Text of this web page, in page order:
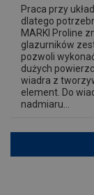
Praca przy
dlatego
MARKI Proline
glazurników
pozwoli
dużych
wiadra z
element. Do
nadmiaru...